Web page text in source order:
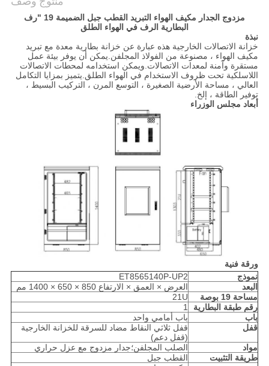
مزدوج الجدار مكيف الهواء التبريد القطب جبل الضميمة 19 "رف
البطارية الرف في الهواء الطلق
نبذة
خزانة الاتصالات الخارجية هذه عبارة عن خزانة بطارية معدة مع تبريد
مكيف الهواء ، مصنوعة من الفولاذ المجلفن.يمكن أن يوفر بيئة عمل
مستقرة وآمنة لمعدات الاتصالات.ويمكن استخدامه لمحطات الاتصالات
اللاسلكية تحت ظروف الاستخدام في الهواء الطلق.يتميز بمزايا التكامل
العالي ، مساحة الأرضية الصغيرة ، التوسع المرن ، التركيب البسيط ،
توفير الطاقة ، إلخ.
أبعاد مجلس الوزراء
ورقة فنية
نموذج
ET8565140P-UP2
البعد
العرض × العمق × الارتفاع 850 × 650 × 1400 مم
مساحة 19 بوصة
21U
رقم طبقة البطارية
1
باب
باب أمامي واحد
قفل
قفل ثلاثي النقاط مضاد للسرقة للخزانة الخارجية
(قفل دعم)
مواد
الصلب المجلفن؛جدار مزدوج مع عزل حراري
طريقة التثبيت
القطب جبل